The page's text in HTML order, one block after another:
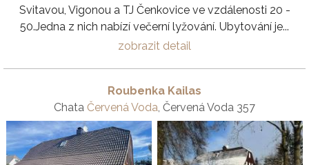
Svitavou, Vigonou a TJ Čenkovice ve vzdálenosti 20 -
50.Jedna z nich nabízí večerní lyžování. Ubytování je...
zobrazit detail
Roubenka Kailas
Chata Červená Voda, Červená Voda 357